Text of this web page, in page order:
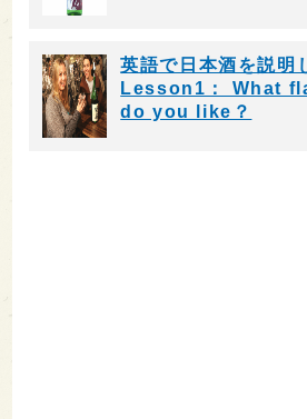
英語で日本酒を説明
Lesson1： What
do you like？